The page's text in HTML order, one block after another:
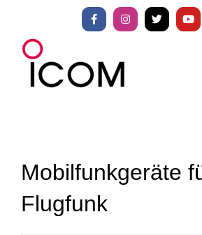
springen
FacebookInstagram
X
Mobilfunkgeräte
Flugfunk